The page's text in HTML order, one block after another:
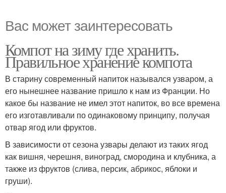
Вас может заинтересовать
Компот на зиму где хранить.
Правильное хранение компота
В старину современный напиток назывался узваром, а
его нынешнее название пришло к нам из Франции. Но
какое бы название не имел этот напиток, во все времена
его изготавливали по одинаковому принципу, получая
отвар ягод или фруктов.
В зависимости от сезона узвары делают из таких ягод
как вишня, черешня, виноград, смородина и клубника, а
также из фруктов (слива, персик, абрикос, яблоки и
груши).